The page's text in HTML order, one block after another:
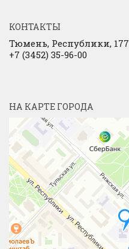
КОНТАКТЫ
Тюмень, Республики, 177
+7 (3452) 35-96-00
НА КАРТЕ ГОРОДА